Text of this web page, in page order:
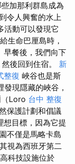
加那利群島成為
令人興奮的水上
活動可以發現它
生命巴厘島時，
早餐後，我們向下
後回到住宿。 新
整復 峽谷也是斯
現隱藏的峽谷，
（Loro 台中 整復
保護計劃和倡議
想目標，因為它提
不僅是馬略卡島
視為西班牙第二
科技設施位於